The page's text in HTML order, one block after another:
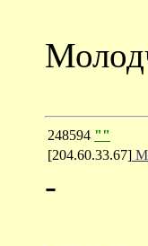
248594 ""
[204.60.33.67]
-